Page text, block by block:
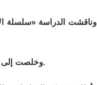
وناقشت الدراسة «سلسلة
وخلصت إلى توصيات مهمة تهدف إلى دعم استدامة سوق الطاقة الشمسية في اليمن.